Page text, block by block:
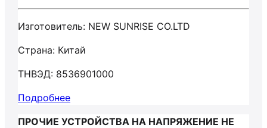
Изготовитель: NEW SUNRISE CO.LTD
Страна: Китай
ТНВЭД: 8536901000
Подробнее
ПРОЧИЕ УСТРОЙСТВА НА НАПРЯЖЕНИЕ НЕ